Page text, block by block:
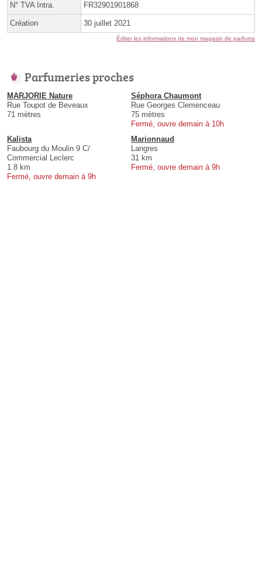
N° TVA Intra. FR32901901868
Création 30 juillet 2021
Éditer les informations de mon magasin de parfums
Parfumeries proches
MARJORIE Nature
Rue Toupot de Beveaux
71 mètres
Séphora Chaumont
Rue Georges Clemenceau
75 mètres
Fermé, ouvre demain à 10h
Kalista
Faubourg du Moulin 9 C/
Commercial Leclerc
1.8 km
Fermé, ouvre demain à 9h
Marionnaud
Langres
31 km
Fermé, ouvre demain à 9h